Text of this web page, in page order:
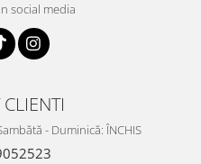
social media
- Duminică: ÎNCHIS